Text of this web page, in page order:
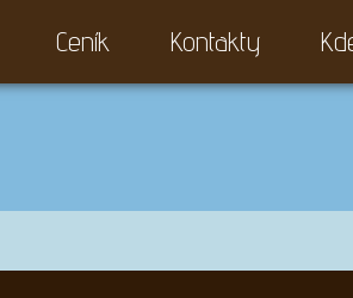
Ceník Kontakty